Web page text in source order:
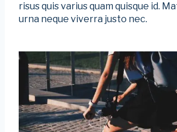
risus quis varius quam quisque id.
urna neque viverra justo nec.